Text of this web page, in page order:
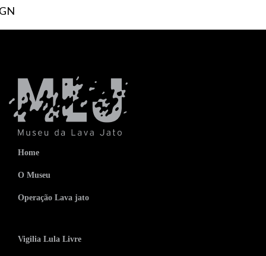
Home
O Museu
Operação Lava jato
Vigilia Lula Livre